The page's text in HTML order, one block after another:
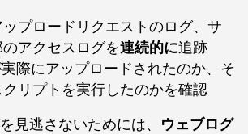
ップロードリクエストのログ、サ
アクセスログを連続的に追跡
実際にアップロードされたのか、そ
リプトを実行したのかを確認
を見逃さないためには、 ウェブログ